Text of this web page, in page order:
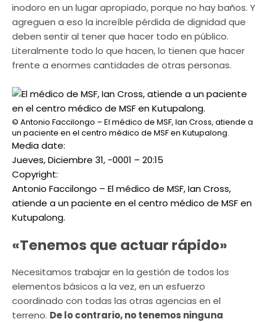
inodoro en un lugar apropiado, porque no hay baños. Y
agreguen a eso la increíble pérdida de dignidad que
deben sentir al tener que hacer todo en público.
Literalmente todo lo que hacen, lo tienen que hacer
frente a enormes cantidades de otras personas.
© Antonio Faccilongo – El médico de MSF, Ian Cross, atiende a
un paciente en el centro médico de MSF en Kutupalong.
Media date:
Jueves, Diciembre 31, -0001 – 20:15
Copyright:
Antonio Faccilongo – El médico de MSF, Ian Cross,
atiende a un paciente en el centro médico de MSF en
Kutupalong.
«Tenemos que actuar rápido»
Necesitamos trabajar en la gestión de todos los
elementos básicos a la vez, en un esfuerzo
coordinado con todas las otras agencias en el
terreno. De lo contrario, no tenemos ninguna